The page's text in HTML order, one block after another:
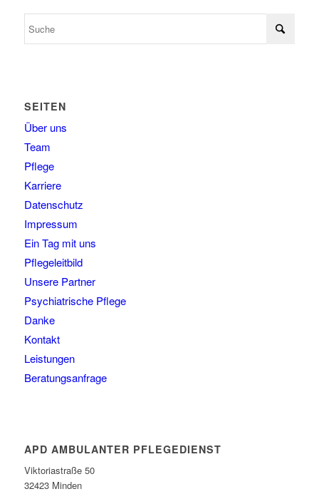
SEITEN
Über uns
Team
Pflege
Karriere
Datenschutz
Impressum
Ein Tag mit uns
Pflegeleitbild
Unsere Partner
Psychiatrische Pflege
Danke
Kontakt
Leistungen
Beratungsanfrage
APD AMBULANTER PFLEGEDIENST
Viktoriastraße 50
32423 Minden